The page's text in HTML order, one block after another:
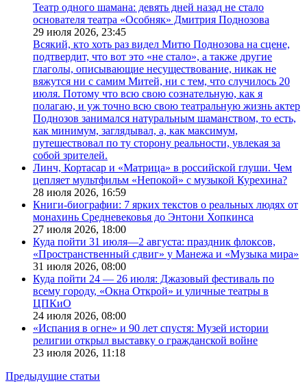
Театр одного шамана: девять дней назад не стало
основателя театра «Особняк» Дмитрия Поднозова
29 июля 2026, 23:45
Всякий, кто хоть раз видел Митю Поднозова на сцене,
подтвердит, что вот это «не стало», а также другие
глаголы, описывающие несуществование, никак не
вяжутся ни с самим Митей, ни с тем, что случилось 20
июля. Потому что всю свою сознательную, как я
полагаю, и уж точно всю свою театральную жизнь актер
Поднозов занимался натуральным шаманством, то есть,
как минимум, заглядывал, а, как максимум,
путешествовал по ту сторону реальности, увлекая за
собой зрителей.
Линч, Кортасар и «Матрица» в российской глуши. Чем
цепляет мультфильм «Непокой» с музыкой Курехина?
28 июля 2026, 16:59
Книги-биографии: 7 ярких текстов о реальных людях от
монахинь Средневековья до Энтони Хопкинса
27 июля 2026, 18:00
Куда пойти 31 июля—2 августа: праздник флоксов,
«Пространственный сдвиг» у Манежа и «Музыка мира»
31 июля 2026, 08:00
Куда пойти 24 — 26 июля: Джазовый фестиваль по
всему городу, «Окна Открой» и уличные театры в
ЦПКиО
24 июля 2026, 08:00
«Испания в огне» и 90 лет спустя: Музей истории
религии открыл выставку о гражданской войне
23 июля 2026, 11:18
Предыдущие статьи